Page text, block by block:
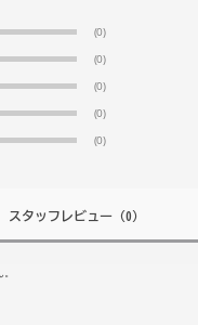
(0)
(0)
(0)
(0)
(0)
スタッフレビュー（0）